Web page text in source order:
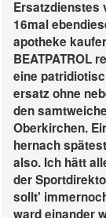
Ersatzdienstes
16mal
apotheke
BEATPATROL
eine
ersatz ohne
den
Oberkirchen.
hernach
also. Ich hätt
der
sollt'
ward einander